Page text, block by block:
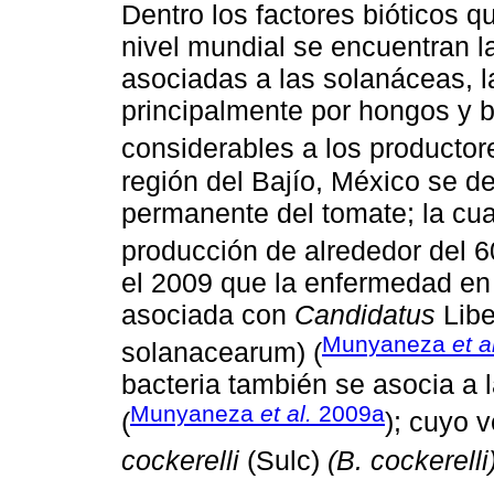
Dentro los factores bióticos
nivel mundial se encuentran
asociadas a las solanáceas,
principalmente por hongos y
considerables a los
región del Bajío, México se
permanente del tomate; la
producción de alrededor del
el 2009 que la enfermedad
asociada con Candidatus
solanacearum) (Munyaneza et
bacteria también se asocia a
(Munyaneza et al. 2009a); cuyo
cockerelli (Sulc) (B.